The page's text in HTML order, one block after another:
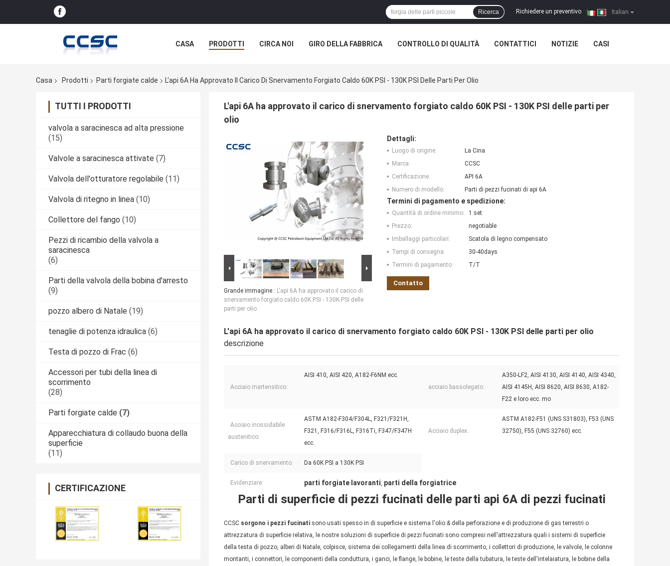
Italian
Richiedere un preventivo |
Ricerca
CASA PRODOTTI CIRCA NOI GIRO DELLA FABBRICA CONTROLLO DI QUALITÀ CONTATTICI NOTIZIE CASI
Casa Prodotti Parti forgiate calde L'api 6A Ha Approvato Il Carico Di Snervamento Forgiato Caldo 60K PSI - 130K PSI Delle Parti Per Olio
TUTTI I PRODOTTI
valvola a saracinesca ad alta pressione
(15)
Valvole a saracinesca attivate (7)
Valvola dell'otturatore regolabile (11)
Valvola di ritegno in linea (10)
Collettore del fango (10)
Pezzi di ricambio della valvola a
saracinesca
(6)
Parti della valvola della bobina d'arresto
(9)
pozzo albero di Natale (19)
tenaglie di potenza idraulica (6)
Testa di pozzo di Frac (6)
Accessori per tubi della linea di
scorrimento
(28)
Parti forgiate calde (7)
Apparecchiatura di collaudo buona della
superficie
(11)
CERTIFICAZIONE
L'api 6A ha approvato il carico di snervamento forgiato caldo 60K PSI - 130K PSI delle parti per
olio
Grande immagine : L'api 6A ha approvato il carico di
snervamento forgiato caldo 60K PSI - 130K PSI delle
parti per olio
Dettagli:
Luogo di origine:
La Cina
Marca:
CCSC
Certificazione:
API 6A
Numero di modello:
Parti di pezzi fucinati di api 6A
Termini di pagamento e spedizione:
Quantità di ordine minimo:
1 set
Prezzo:
negotiable
Imballaggi particolari:
Scatola di legno compensato
Tempi di consegna:
30-40days
Termini di pagamento:
T/T
Contatto
L'api 6A ha approvato il carico di snervamento forgiato caldo 60K PSI - 130K PSI delle parti per olio
descrizione
Acciaio martensitico:
AISI 410, AISI 420, A182-F6NM ecc.
acciaio bassolegato:
A350-LF2, AISI 4130, AISI 4140, AISI 4340,
AISI 4145H, AISI 8620, AISI 8630, A182-
F22 e loro ecc. mo
Acciaio inossidabile
austenitico:
ASTM A182-F304/F304L, F321/F321H,
F321, F316/F316L, F316Ti, F347/F347H
ecc.
Acciaio duplex:
ASTM A182-F51 (UNS S31803), F53 (UNS
32750), F55 (UNS 32760) ecc.
Carico di snervamento: Da 60K PSI a 130K PSI
Evidenziare: parti forgiate lavoranti, parti della forgiatrice
Parti di superficie di pezzi fucinati delle parti api 6A di pezzi fucinati
CCSC sorgono i pezzi fucinati sono usati spesso in di superficie e sistema l'olio & della perforazione e di produzione di gas terrestri o
attrezzatura di superficie relativa, le nostre soluzioni di superficie di pezzi fucinati sono compresi nell'attrezzatura quali i sistemi di superficie
della testa di pozzo, alberi di Natale, colpisce, sistema dei collegamenti della linea di scorrimento, i collettori di produzione, le valvole, le colonne
montanti, i connettori, le componenti della conduttura, i ganci, le flange, le bobine, le teste della tubatura, le teste dell'intelaiatura, le bobine della